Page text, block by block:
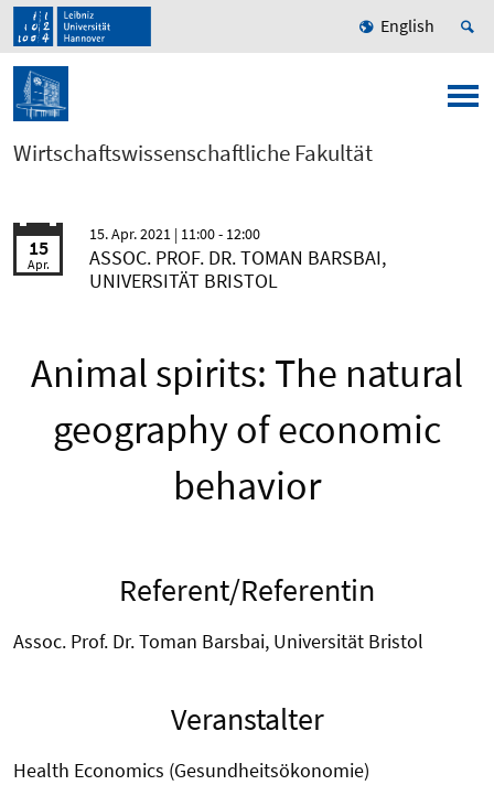
English
Wirtschaftswissenschaftliche Fakultät
15
Apr.
15. Apr. 2021 | 11:00 - 12:00
ASSOC. PROF. DR. TOMAN BARSBAI,
UNIVERSITÄT BRISTOL
Animal spirits: The natural
geography of economic
behavior
Referent/Referentin
Assoc. Prof. Dr. Toman Barsbai, Universität Bristol
Veranstalter
Health Economics (Gesundheitsökonomie)